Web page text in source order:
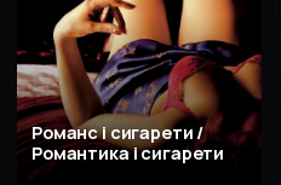
Романс і сигарети /
Романтика і сигарети